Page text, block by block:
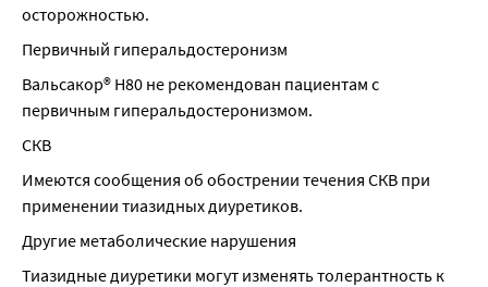
осторожностью.
Первичный гиперальдостеронизм
Вальсакор® Н80 не рекомендован пациентам с
первичным гиперальдостеронизмом.
СКВ
Имеются сообщения об обострении течения СКВ при
применении тиазидных диуретиков.
Другие метаболические нарушения
Тиазидные диуретики могут изменять толерантность к